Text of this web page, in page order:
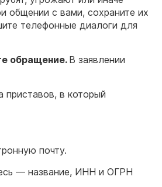
общении с вами, сохраните их
телефонные диалоги для
обращение. В заявлении
приставов, в который
почту.
— название, ИНН и ОГРН